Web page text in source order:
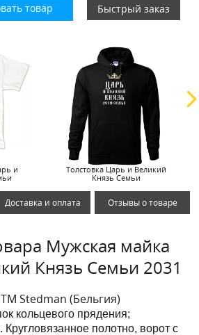
товар Быстрый заказ
и
Толстовка Царь и Великий
Князь Семьи
Доставка и оплата Отзывы о товаре
Мужская майка
Князь Семьи 2031
ТМ Stedman (Бельгия)
кольцевого прядения;
полотно, ворот с